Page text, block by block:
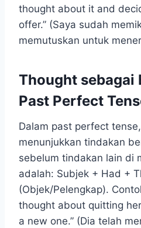
thought about it and
offer.” (Saya sudah
memutuskan untuk
Thought sebagai
Past Perfect
Dalam past perfect tense,
menunjukkan tindakan
sebelum tindakan lain di
adalah: Subjek + Had +
(Objek/Pelengkap).
thought about quitting
a new one.” (Dia telah